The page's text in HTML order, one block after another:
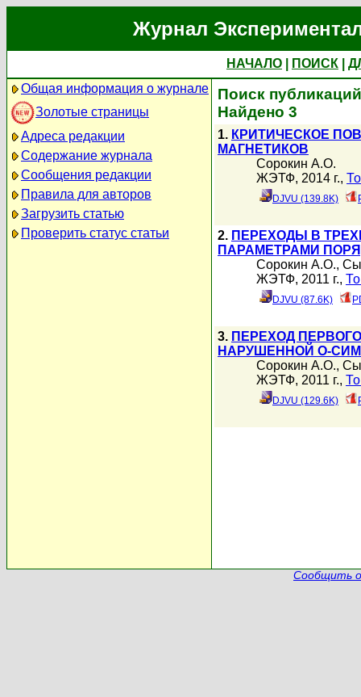
Журнал
НАЧАЛО ПОИСК
Общая информация о журнале
Золотые страницы
Адреса редакции
Содержание журнала
Сообщения редакции
Правила для авторов
Загрузить статью
Проверить статус статьи
Поиск
Найдено 3
1. КРИТИЧЕСКОЕ
МАГНЕТИКОВ
Сорокин А.О.
ЖЭТФ, 2014 г.,
DJVU (139.8K)
2. ПЕРЕХОДЫ В
ПАРАМЕТРАМИ
Сорокин А.О.,
ЖЭТФ, 2011 г.,
DJVU (87.6K)
3. ПЕРЕХОД
НАРУШЕННОЙ O-
Сорокин А.О.,
ЖЭТФ, 2011 г.,
DJVU (129.6K)
Сообщить о